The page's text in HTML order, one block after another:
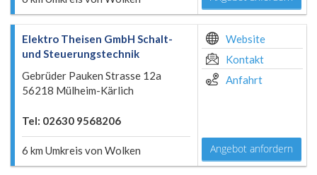
Elektro Theisen GmbH Schalt-
und Steuerungstechnik
Gebrüder Pauken Strasse 12a
56218 Mülheim-Kärlich
Tel: 02630 9568206
6 km Umkreis von Wolken
Website
Kontakt
Anfahrt
Angebot anfordern